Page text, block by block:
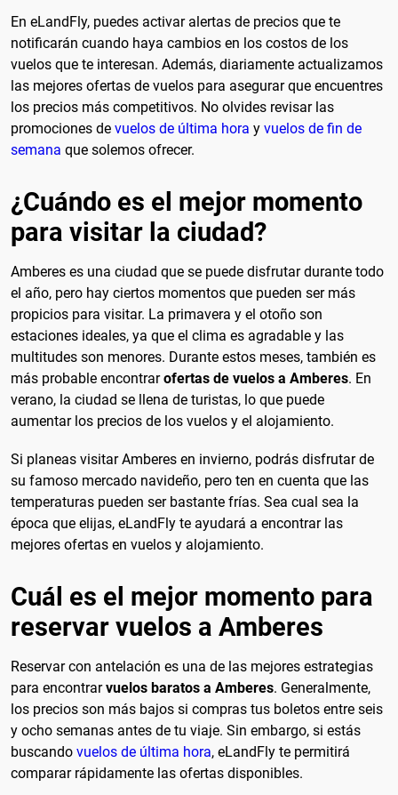
En eLandFly, puedes activar alertas de precios que te
notificarán cuando haya cambios en los costos de los
vuelos que te interesan. Además, diariamente actualizamos
las mejores ofertas de vuelos para asegurar que encuentres
los precios más competitivos. No olvides revisar las
promociones de vuelos de última hora y vuelos de fin de
semana que solemos ofrecer.
¿Cuándo es el mejor momento
para visitar la ciudad?
Amberes es una ciudad que se puede disfrutar durante todo
el año, pero hay ciertos momentos que pueden ser más
propicios para visitar. La primavera y el otoño son
estaciones ideales, ya que el clima es agradable y las
multitudes son menores. Durante estos meses, también es
más probable encontrarofertas de vuelos a Amberes. En
verano, la ciudad se llena de turistas, lo que puede
aumentar los precios de los vuelos y el alojamiento.
Si planeas visitar Amberes en invierno, podrás disfrutar de
su famoso mercado navideño, pero ten en cuenta que las
temperaturas pueden ser bastante frías. Sea cual sea la
época que elijas, eLandFly te ayudará a encontrar las
mejores ofertas en vuelos y alojamiento.
Cuál es el mejor momento para
reservar vuelos a Amberes
Reservar con antelación es una de las mejores estrategias
para encontrarvuelos baratos a Amberes. Generalmente,
los precios son más bajos si compras tus boletos entre seis
y ocho semanas antes de tu viaje. Sin embargo, si estás
buscando vuelos de última hora, eLandFly te permitirá
comparar rápidamente las ofertas disponibles.